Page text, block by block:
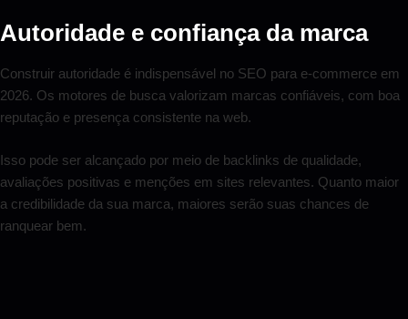
Autoridade e confiança da marca
Construir autoridade é indispensável no SEO para e-commerce em
2026. Os motores de busca valorizam marcas confiáveis, com boa
reputação e presença consistente na web.
Isso pode ser alcançado por meio de backlinks de qualidade,
avaliações positivas e menções em sites relevantes. Quanto maior
a credibilidade da sua marca, maiores serão suas chances de
ranquear bem.